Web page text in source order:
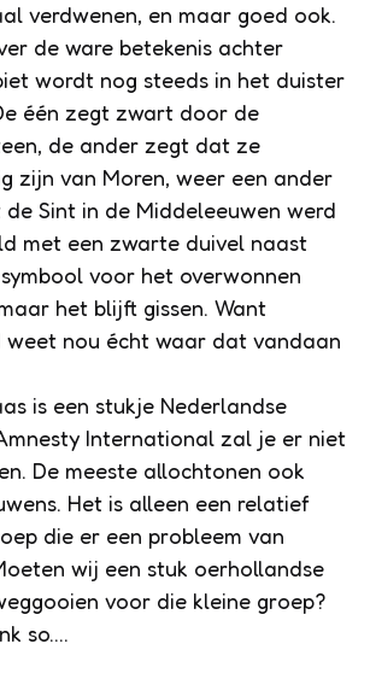
verdwenen, en maar goed ook.
de ware betekenis achter
wordt nog steeds in het duister
één zegt zwart door de
de ander zegt dat ze
zijn van Moren, weer een ander
Sint in de Middeleeuwen werd
met een zwarte duivel naast
voor het overwonnen
het blijft gissen. Want
weet nou écht waar dat vandaan
is een stukje Nederlandse
International zal je er niet
De meeste allochtonen ook
Het is alleen een relatief
die er een probleem van
wij een stuk oerhollandse
voor die kleine groep?
so….